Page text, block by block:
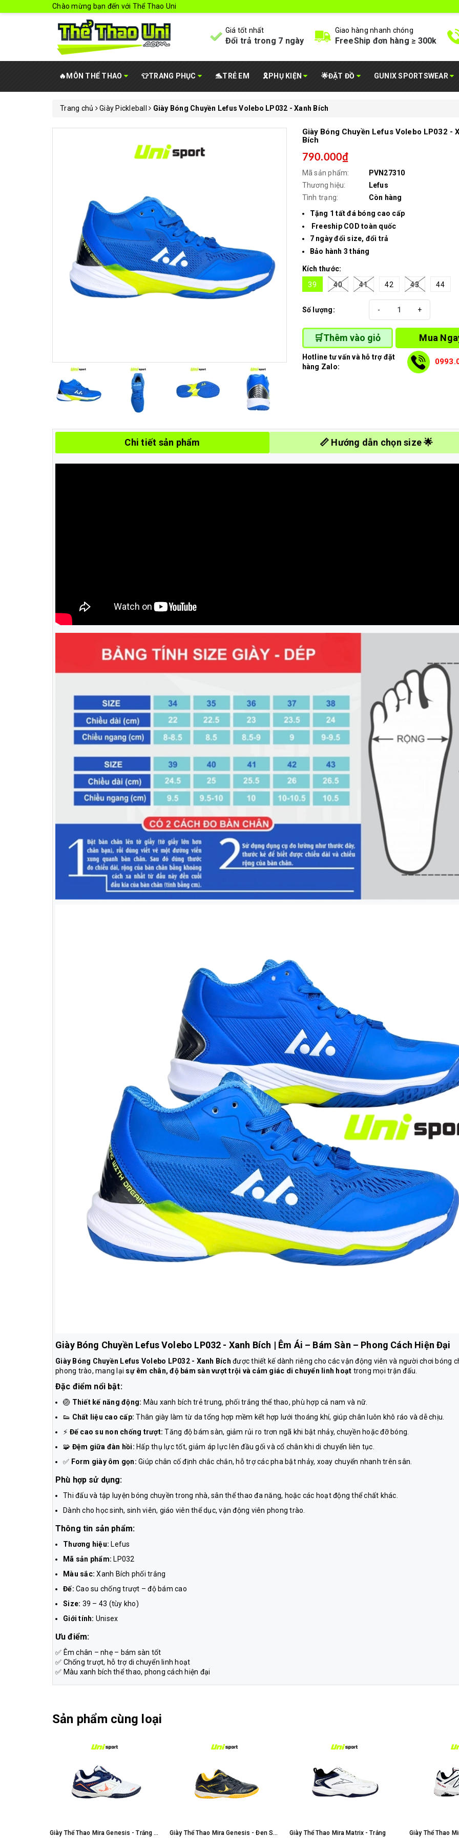
Chào mừng bạn đến với Thể Thao Uni
Giá tốt nhất
Đổi trả trong 7 ngày
Giao hàng nhanh chóng
FreeShip đơn hàng ≥ 300k
🔥MÔN THỂ THAO 👕TRANG PHỤC 🐬TRẺ EM 🎗️PHỤ KIỆN 🌟ĐẶT ĐỒ GUNIX SPORTSWEAR
Trang chủ Giày Pickleball Giày Bóng Chuyền Lefus Volebo LP032 - Xanh Bích
Giày Bóng Chuyền Lefus Volebo LP032 -
Bích
790.000₫
Mã sản phẩm:
PVN27310
Thương hiệu:
Lefus
Tình trạng:
Còn hàng
Tặng 1 tất đá bóng cao cấp
Freeship COD toàn quốc
7 ngày đổi size, đổi trả
Bảo hành 3 tháng
Kích thước:
39
40 41 42 43 44
Số lượng: +
-
🛒Thêm vào giỏ Mua
Hotline tư vấn và hỗ trợ đặt
hàng Zalo:
Chi tiết sản phẩm 📏 Hướng dẫn chọn size 🌟
Giày Bóng Chuyền Lefus Volebo LP032 - Xanh Bích | Êm Ái – Bám Sàn – Phong Cách Hiện Đại
Giày Bóng Chuyền Lefus Volebo LP032 - Xanh Bích được thiết kế dành riêng cho các vận động viên và người chơi bóng
phong trào, mang lại sự êm chân, độ bám sàn vượt trội và cảm giác di chuyển linh hoạt trong mọi trận đấu.
Đặc điểm nổi bật:
🏐 Thiết kế năng động: Màu xanh bích trẻ trung, phối trắng thể thao, phù hợp cả nam và nữ.
👟 Chất liệu cao cấp: Thân giày làm từ da tổng hợp mềm kết hợp lưới thoáng khí, giúp chân luôn khô ráo và dễ chịu.
⚡ Đế cao su non chống trượt: Tăng độ bám sàn, giảm rủi ro trơn ngã khi bật nhảy, chuyền hoặc đỡ bóng.
🧩 Đệm giữa đàn hồi: Hấp thụ lực tốt, giảm áp lực lên đầu gối và cổ chân khi di chuyển liên tục.
✅ Form giày ôm gọn: Giúp chân cố định chắc chắn, hỗ trợ các pha bật nhảy, xoay chuyển nhanh trên sân.
Phù hợp sử dụng:
Thi đấu và tập luyện bóng chuyền trong nhà, sân thể thao đa năng, hoặc các hoạt động thể chất khác.
Dành cho học sinh, sinh viên, giáo viên thể dục, vận động viên phong trào.
Thông tin sản phẩm:
Thương hiệu: Lefus
Mã sản phẩm: LP032
Màu sắc: Xanh Bích phối trắng
Đế: Cao su chống trượt – độ bám cao
Size: 39 – 43 (tùy kho)
Giới tính: Unisex
Ưu điểm:
✅ Êm chân – nhẹ – bám sàn tốt
✅ Chống trượt, hỗ trợ di chuyển linh hoạt
✅ Màu xanh bích thể thao, phong cách hiện đại
Sản phẩm cùng loại
Giày Thể Thao Mira Genesis - Trắng Xanh Giày Thể Thao Mira Genesis - Đen Sọc Vàng Giày Thể Thao Mira Matrix - Trắng